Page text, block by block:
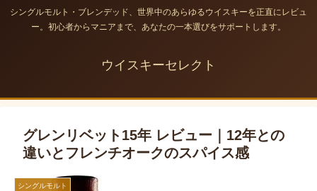
シングルモルト・ブレンデッド、世界中のあらゆるウイスキーを正直にレビュ
ー。初心者からマニアまで、あなたの一本選びをサポートします。
ウイスキーセレクト
グレンリベット15年 レビュー｜12年との
違いとフレンチオークのスパイス感
シングルモルト